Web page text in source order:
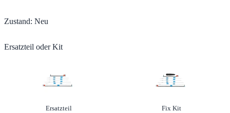
Zustand: Neu
Ersatzteil oder Kit
Option
Ersatzteilnicht ausgewählt Option
Fix Kitausgewählt